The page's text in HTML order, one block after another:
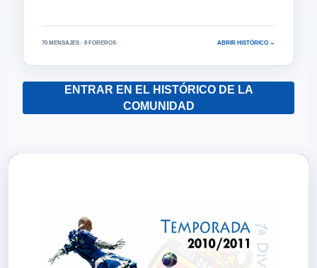
70 MENSAJES · 8 FOREROS ABRIR HISTÓRICO →
ENTRAR EN EL HISTÓRICO DE LA
COMUNIDAD